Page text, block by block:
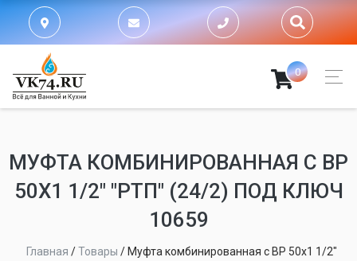
0
МУФТА КОМБИНИРОВАННАЯ С ВР
50Х1 1/2" "РТП" (24/2) ПОД КЛЮЧ
10659
Главная /Товары / Муфта комбинированная с ВР 50х1 1/2"